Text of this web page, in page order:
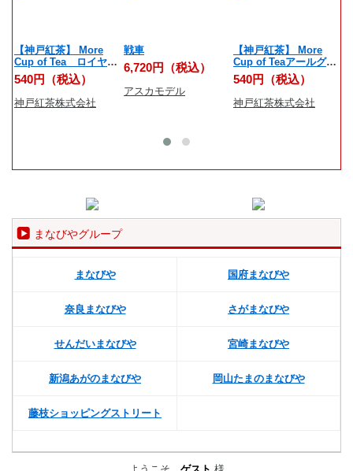
【神戸紅茶】 More
Cup of Tea ロイヤル
ダージリン 7ティーバ
ッグス
540円（税込）
神戸紅茶株式会社
戦車
6,720円（税込）
アスカモデル
【神戸紅茶】 More
Cup of Teaアールグレ
イオレンジリッチ 7テ
ィーバッグス
540円（税込）
神戸紅茶株式会社
まなびやグループ
まなびや 国府まなびや
奈良まなびや さがまなびや
せんだいまなびや 宮崎まなびや
新潟あがのまなびや 岡山たまのまなびや
藤枝ショッピングストリート